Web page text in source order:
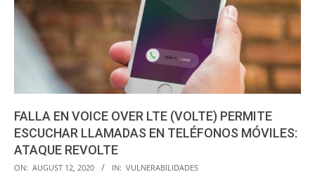
FALLA EN VOICE OVER LTE (VOLTE) PERMITE
ESCUCHAR LLAMADAS EN TELÉFONOS MÓVILES:
ATAQUE REVOLTE
2020-
ON: AUGUST 12, 2020 IN: VULNERABILIDADES